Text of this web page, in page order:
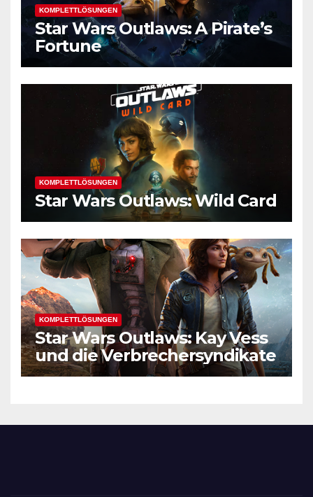
KOMPLETTLÖSUNGEN
Star Wars Outlaws: A Pirate’s
Fortune
KOMPLETTLÖSUNGEN
Star Wars Outlaws: Wild Card
KOMPLETTLÖSUNGEN
Star Wars Outlaws: Kay Vess
und die Verbrechersyndikate